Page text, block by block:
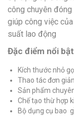
công chuyên đóng
giúp công việc
suất lao động
Đặc điểm nổi bật
Kích thước nhỏ
Thao tác đơn
Sản phẩm
Chế tạo thừ hợp
Bộ dụng cụ bao